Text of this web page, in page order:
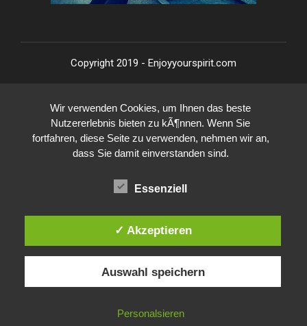
Copyright 2019 - Enjoyyourspirit.com
Wir verwenden Cookies, um Ihnen das beste
Nutzererlebnis bieten zu kÃ¶nnen. Wenn Sie
fortfahren, diese Seite zu verwenden, nehmen wir an,
dass Sie damit einverstanden sind.
Essenziell
✓ Akzeptieren
Auswahl speichern
Personalsieren